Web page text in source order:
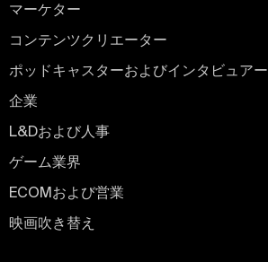
マーケター
コンテンツクリエーター
ポッドキャスターおよびインタビュアー
企業
L&Dおよび人事
ゲーム業界
ECOMおよび営業
映画吹き替え